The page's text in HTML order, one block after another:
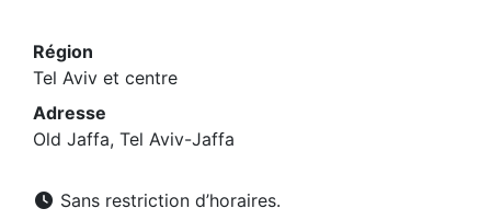
Région
Tel Aviv et centre
Adresse
Old Jaffa, Tel Aviv-Jaffa
Sans restriction d’horaires.